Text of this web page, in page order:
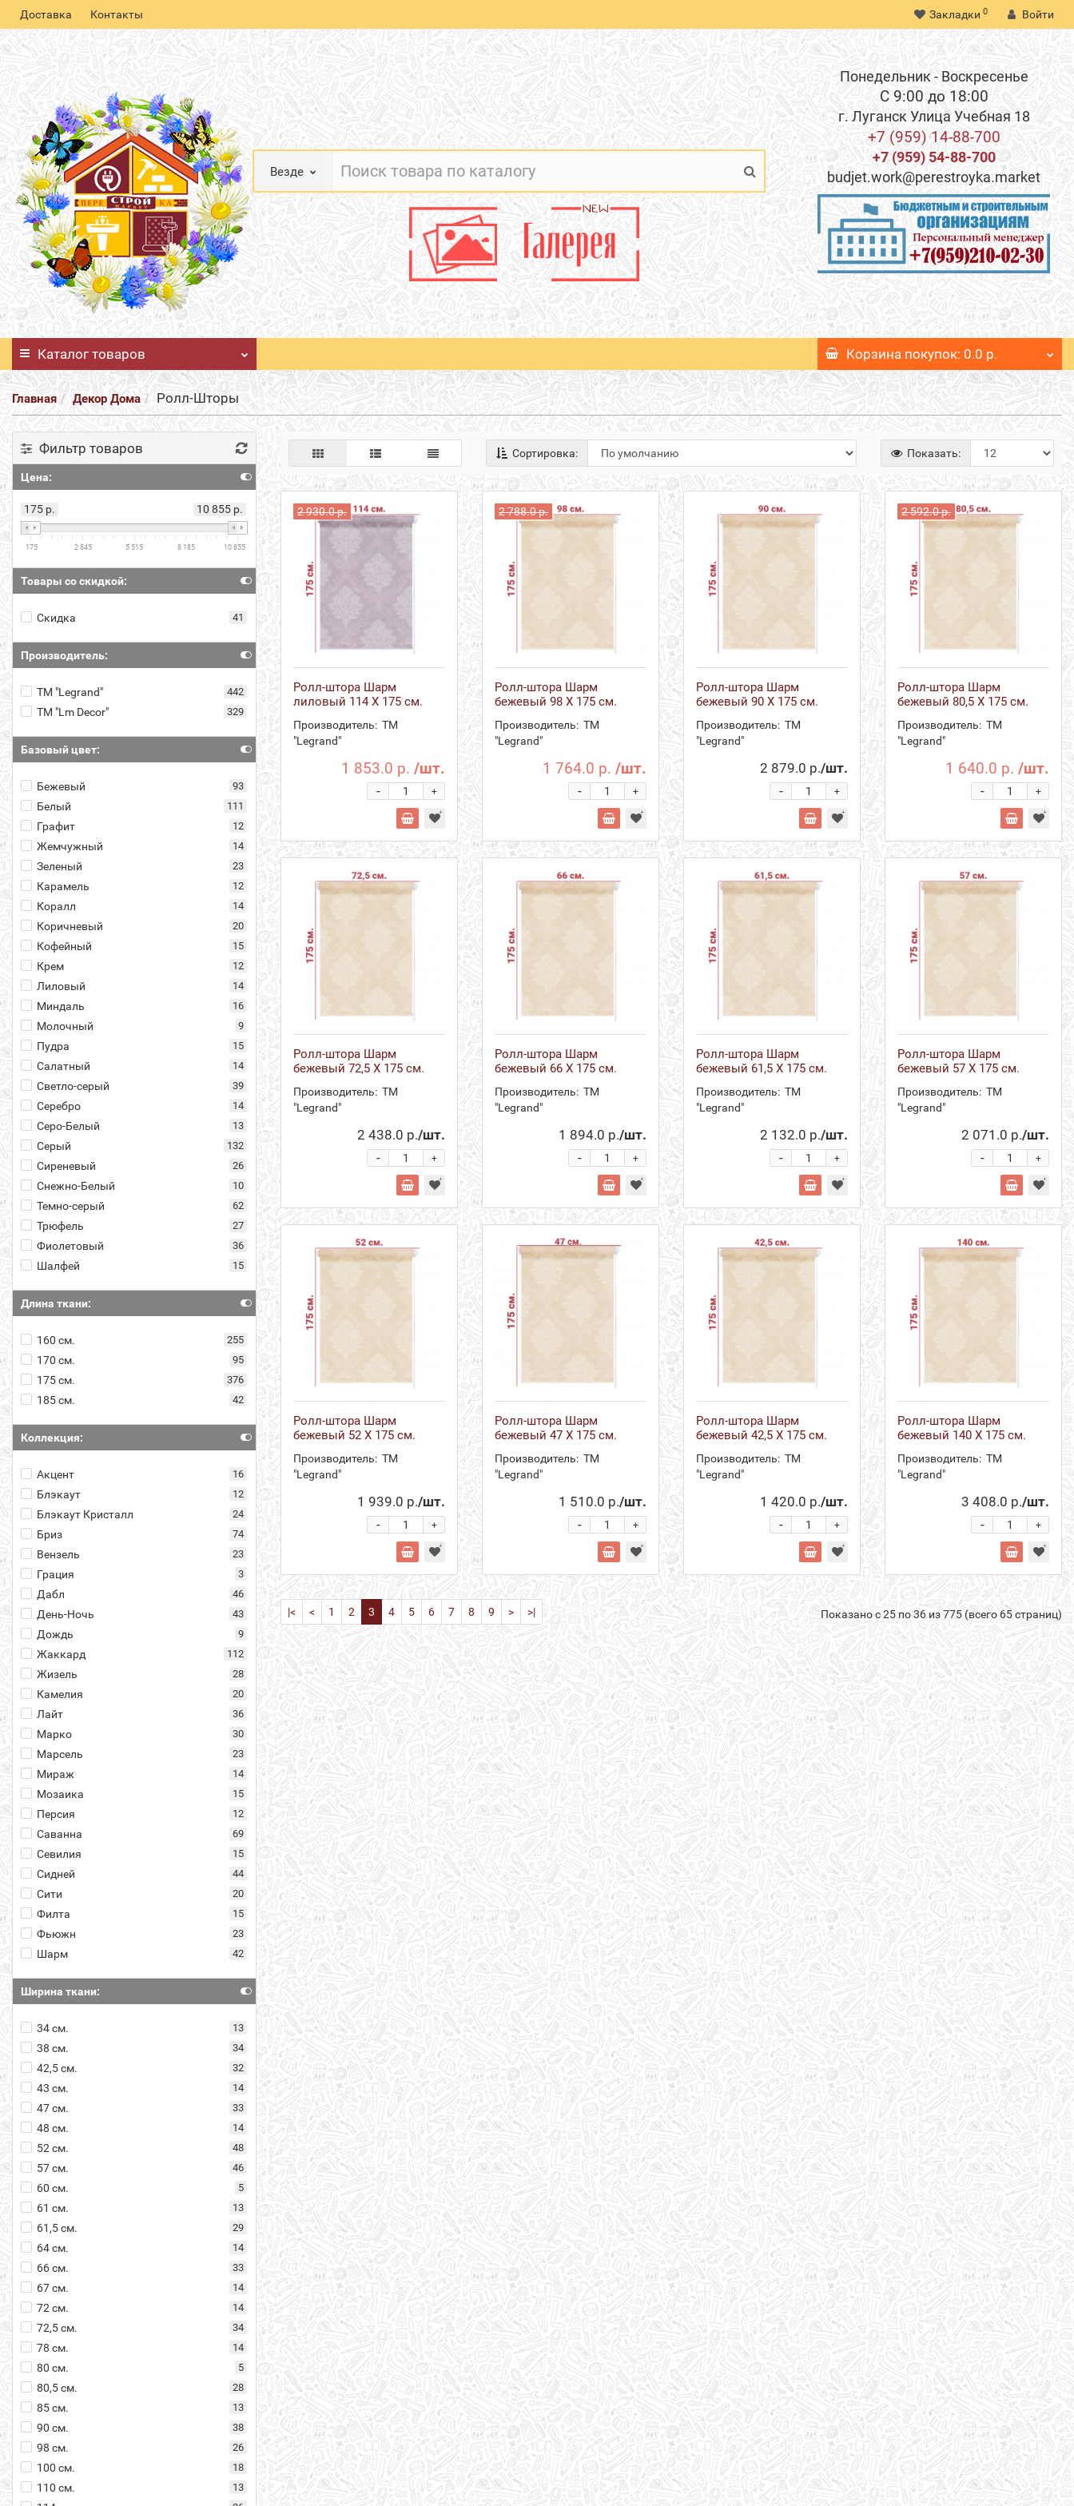
Доставка Контакты Закладки 0 Войти
Везде
Понедельник - Воскресенье
С 9:00 до 18:00
г. Луганск Улица Учебная 18
+7 (959) 14-88-700
+7 (959) 54-88-700
budjet.work@perestroyka.market
Каталог товаров Корзина покупок: 0.0 р.
Главная Декор Дома Ролл-Шторы
Фильтр товаров
Цена:
175 р. 10 855 р.
175 2 845 5 515 8 185 10 855
Товары со скидкой:
Скидка 41
Производитель:
ТМ "Legrand" 442
ТМ "Lm Decor" 329
Базовый цвет:
Бежевый 93
Белый 111
Графит 12
Жемчужный 14
Зеленый 23
Карамель 12
Коралл 14
Коричневый 20
Кофейный 15
Крем 12
Лиловый 14
Миндаль 16
Молочный 9
Пудра 15
Салатный 14
Светло-серый 39
Серебро 14
Серо-Белый 13
Серый 132
Сиреневый 26
Снежно-Белый 10
Темно-серый 62
Трюфель 27
Фиолетовый 36
Шалфей 15
Длина ткани:
160 см. 255
170 см. 95
175 см. 376
185 см. 42
Коллекция:
Акцент 16
Блэкаут 12
Блэкаут Кристалл 24
Бриз 74
Вензель 23
Грация 3
Дабл 46
День-Ночь 43
Дождь 9
Жаккард 112
Жизель 28
Камелия 20
Лайт 36
Марко 30
Марсель 23
Мираж 14
Мозаика 15
Персия 12
Саванна 69
Севилия 15
Сидней 44
Сити 20
Филта 15
Фьюжн 23
Шарм 42
Ширина ткани:
34 см. 13
38 см. 34
42,5 см. 32
43 см. 14
47 см. 33
48 см. 14
52 см. 48
57 см. 46
60 см. 5
61 см. 13
61,5 см. 29
64 см. 14
66 см. 33
67 см. 14
72 см. 14
72,5 см. 34
78 см. 14
80 см. 5
80,5 см. 28
85 см. 13
90 см. 38
98 см. 26
100 см. 18
110 см. 13
Сортировка: Показать:
2 930.0 р.
Ролл-штора Шарм
лиловый 114 Х 175 см.
Производитель: ТМ
"Legrand"
1 853.0 р. /шт.
+
-
2 788.0 р.
Ролл-штора Шарм
бежевый 98 Х 175 см.
Производитель: ТМ
"Legrand"
1 764.0 р. /шт.
+
-
Ролл-штора Шарм
бежевый 90 Х 175 см.
Производитель: ТМ
"Legrand"
2 879.0 р./шт.
+
-
2 592.0 р.
Ролл-штора Шарм
бежевый 80,5 Х 175 см.
Производитель: ТМ
"Legrand"
1 640.0 р. /шт.
+
-
Ролл-штора Шарм
бежевый 72,5 Х 175 см.
Производитель: ТМ
"Legrand"
2 438.0 р./шт.
+
-
Ролл-штора Шарм
бежевый 66 Х 175 см.
Производитель: ТМ
"Legrand"
1 894.0 р./шт.
+
-
Ролл-штора Шарм
бежевый 61,5 Х 175 см.
Производитель: ТМ
"Legrand"
2 132.0 р./шт.
+
-
Ролл-штора Шарм
бежевый 57 Х 175 см.
Производитель: ТМ
"Legrand"
2 071.0 р./шт.
+
-
Ролл-штора Шарм
бежевый 52 Х 175 см.
Производитель: ТМ
"Legrand"
1 939.0 р./шт.
+
-
Ролл-штора Шарм
бежевый 47 Х 175 см.
Производитель: ТМ
"Legrand"
1 510.0 р./шт.
+
-
Ролл-штора Шарм
бежевый 42,5 Х 175 см.
Производитель: ТМ
"Legrand"
1 420.0 р./шт.
+
-
Ролл-штора Шарм
бежевый 140 Х 175 см.
Производитель: ТМ
"Legrand"
3 408.0 р./шт.
+
-
|< < 1 2 3 4 5 6 7 8 9 > >| Показано с 25 по 36 из 775 (всего 65 страниц)